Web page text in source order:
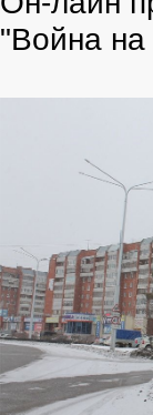
"Война